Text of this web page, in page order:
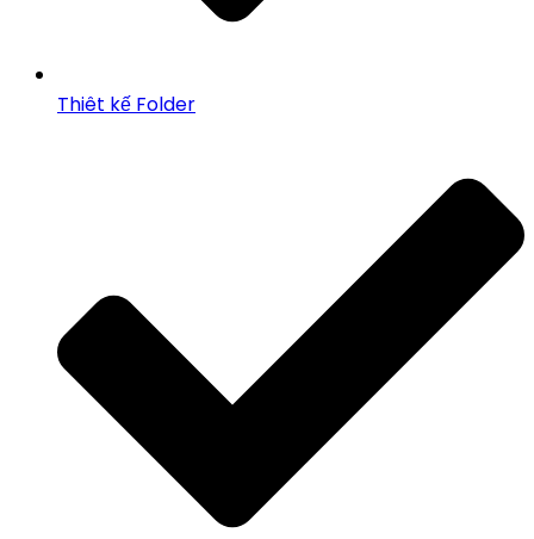
Thiêt kế Folder